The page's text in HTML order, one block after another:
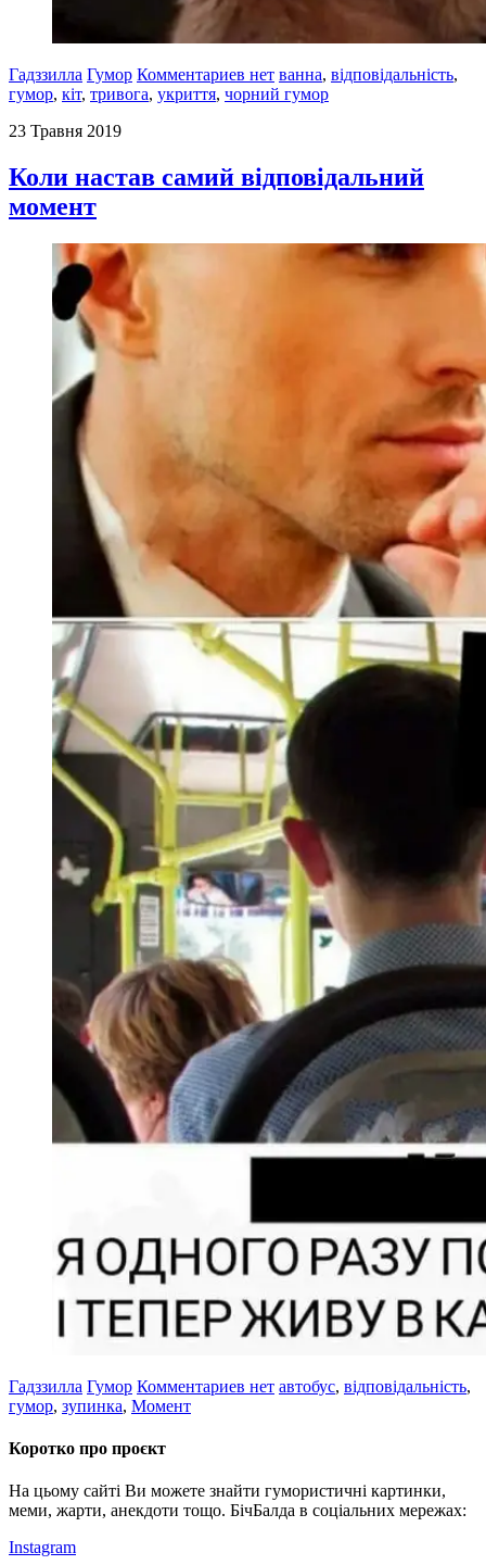
Гадззилла Гумор Комментариев нет ванна, відповідальність,
гумор, кіт, тривога, укриття, чорний гумор
23 Травня 2019
Коли настав самий відповідальний
момент
Гадззилла Гумор Комментариев нет автобус, відповідальність,
гумор, зупинка, Момент
Коротко про проєкт
На цьому сайті Ви можете знайти гумористичні картинки,
меми, жарти, анекдоти тощо. БічБалда в соціальних мережах:
Instagram